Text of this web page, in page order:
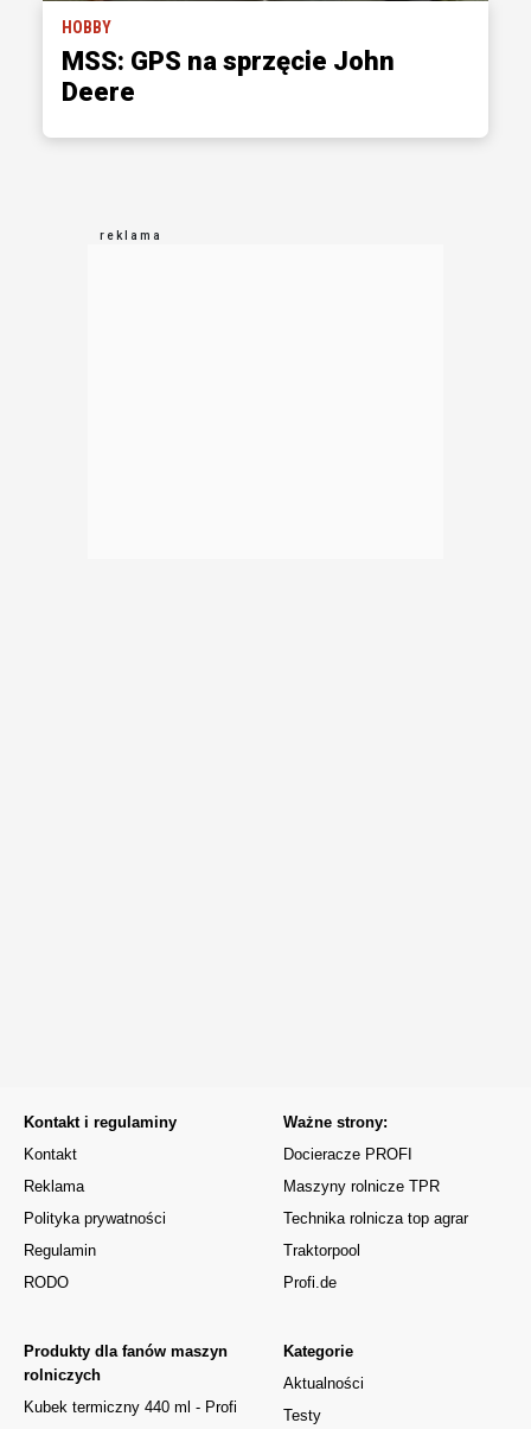
HOBBY
MSS: GPS na sprzęcie John
Deere
Kontakt i regulaminy
Kontakt
Reklama
Polityka prywatności
Regulamin
RODO
Kategorie
Aktualności
Testy
Produkty dla fanów maszyn
rolniczych
Kubek termiczny 440 ml - Profi
Ważne strony:
Docieracze PROFI
Maszyny rolnicze TPR
Technika rolnicza top agrar
Traktorpool
Profi.de